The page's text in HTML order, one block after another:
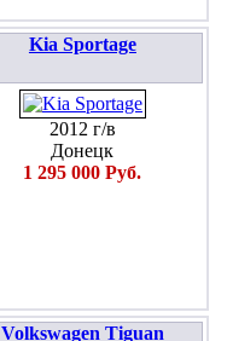
Kia Sportage
2012 г/в
Донецк
1 295 000 Руб.
Volkswagen Tiguan